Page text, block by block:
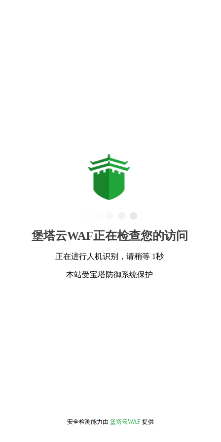
堡塔云WAF正在检查您的访问
正在进行人机识别，请稍等 1秒
本站受宝塔防御系统保护
安全检测能力由 堡塔云WAF 提供